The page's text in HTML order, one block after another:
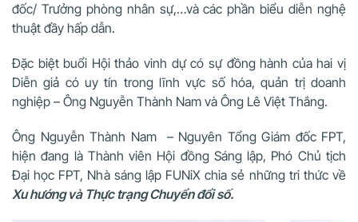
đốc/ Trưởng phòng nhân sự,…và các phần biểu diễn nghệ
thuật đầy hấp dẫn.
Đặc biệt buổi Hội thảo vinh dự có sự đồng hành của hai vị
Diễn giả có uy tín trong lĩnh vực số hóa, quản trị doanh
nghiệp – Ông Nguyễn Thành Nam và Ông Lê Việt Thắng.
Ông Nguyễn Thành Nam – Nguyên Tổng Giám đốc FPT,
hiện đang là Thành viên Hội đồng Sáng lập, Phó Chủ tịch
Đại học FPT, Nhà sáng lập FUNiX chia sẻ những tri thức về
Xu hướng và Thực trạng Chuyển đổi số.